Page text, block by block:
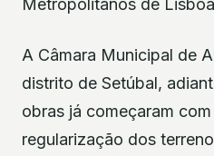
Metropolitanos de
A Câmara Municipal de
distrito de Setúbal,
obras já começaram
regularização dos